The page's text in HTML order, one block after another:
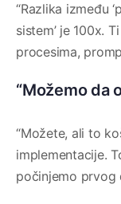
“Razlika između
sistem’ je 100x.
procesima,
“Možemo da
“Možete, ali to
implementacije.
počinjemo prvog